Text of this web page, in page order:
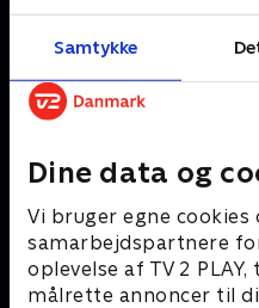
Samtykke
Dine data og
Vi bruger egne cookies
samarbejdspartnere
oplevelse af TV 2
målrette annoncer til
have'.